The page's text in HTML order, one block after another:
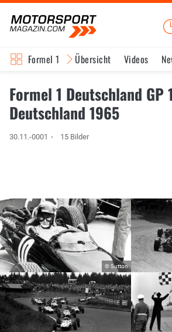
Formel 1 Übersicht Videos
Formel 1 Deutschland GP
Deutschland 1965
30.11.-0001 15 Bilder